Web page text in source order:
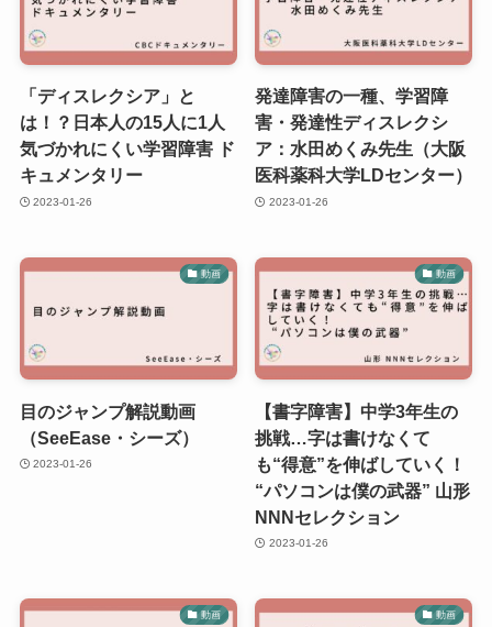
「ディスレクシア」と
は！？日本人の15人に1人
気づかれにくい学習障害 ド
キュメンタリー
2023-01-26
発達障害の一種、学習障
害・発達性ディスレクシ
ア：水田めくみ先生（大阪
医科薬科大学LDセンター）
2023-01-26
動画
目のジャンプ解説動画
（SeeEase・シーズ）
2023-01-26
動画
【書字障害】中学3年生の
挑戦…字は書けなくて
も“得意”を伸ばしていく！
“パソコンは僕の武器” 山形
NNNセレクション
2023-01-26
動画 動画